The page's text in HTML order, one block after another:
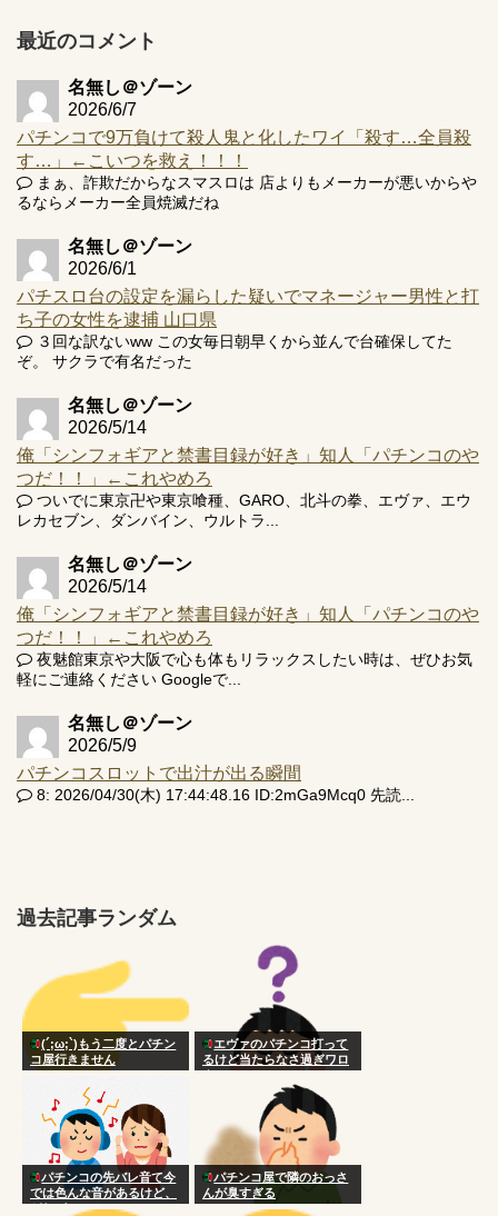
プ報告あり！弱予告...
井の軽い絆？
Powered by livedoor 相互RSS
最近のコメント
名無し＠ゾーン
2026/6/7
パチンコで9万負けて殺人鬼と化したワイ「殺す…全員殺
す…」←こいつを救え！！！
まぁ、詐欺だからなスマスロは 店よりもメーカーが悪いからや
るならメーカー全員焼滅だね
名無し＠ゾーン
2026/6/1
パチスロ台の設定を漏らした疑いでマネージャー男性と打
ち子の女性を逮捕 山口県
３回な訳ないww この女毎日朝早くから並んで台確保してた
ぞ。 サクラで有名だった
名無し＠ゾーン
2026/5/14
俺「シンフォギアと禁書目録が好き」知人「パチンコのや
つだ！！」←これやめろ
ついでに東京卍や東京喰種、GARO、北斗の拳、エヴァ、エウ
レカセブン、ダンバイン、ウルトラ...
名無し＠ゾーン
2026/5/14
俺「シンフォギアと禁書目録が好き」知人「パチンコのや
つだ！！」←これやめろ
夜魅館東京や大阪で心も体もリラックスしたい時は、ぜひお気
軽にご連絡ください Googleで...
名無し＠ゾーン
2026/5/9
パチンコスロットで出汁が出る瞬間
8: 2026/04/30(木) 17:44:48.16 ID:2mGa9Mcq0 先読...
過去記事ランダム
(´;ω;`)もう二度とパチン
コ屋行きません
エヴァのパチンコ打って
るけど当たらなさ過ぎワロ
タ
パチンコの先バレ音て今
では色んな音があるけど、
どれがいい？
パチンコ屋で隣のおっさ
んが臭すぎる